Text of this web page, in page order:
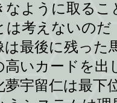
なように取る
は考えないのだ
最後に残った
高いカードを出
夢宇留仁は最下